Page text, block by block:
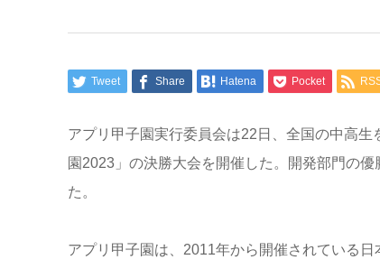
Tweet Share Hatena Pocket
アプリ甲子園実行委員会は22 日、全国の中高生
園 2023」の決勝大会を開催した。開発部門の
た。
アプリ甲子園は、 2011年から開催されている